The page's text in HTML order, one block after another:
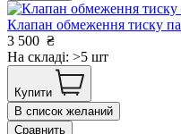
Клапан обмеження тиску
3 500 ₴
На складі: >5 шт
Купити
В список желаний
Сравнить